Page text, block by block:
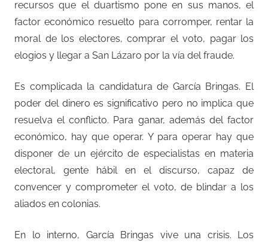
recursos que el duartismo pone en sus manos, el
factor económico resuelto para corromper, rentar la
moral de los electores, comprar el voto, pagar los
elogios y llegar a San Lázaro por la vía del fraude.
Es complicada la candidatura de García Bringas. El
poder del dinero es significativo pero no implica que
resuelva el conflicto. Para ganar, además del factor
económico, hay que operar. Y para operar hay que
disponer de un ejército de especialistas en materia
electoral, gente hábil en el discurso, capaz de
convencer y comprometer el voto, de blindar a los
aliados en colonias.
En lo interno, García Bringas vive una crisis. Los